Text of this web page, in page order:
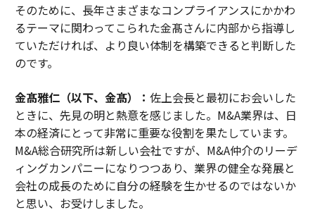
そのために、長年さまざまなコンプライアンスにかかわ
るテーマに関わってこられた金髙さんに内部から指導し
ていただければ、より良い体制を構築できると判断した
のです。
金髙雅仁（以下、金髙）： 佐上会長と最初にお会いした
ときに、先見の明と熱意を感じました。M&A業界は、日
本の経済にとって非常に重要な役割を果たしています。
M&A総合研究所は新しい会社ですが、M&A仲介のリーデ
ィングカンパニーになりつつあり、業界の健全な発展と
会社の成長のために自分の経験を生かせるのではないか
と思い、お受けしました。